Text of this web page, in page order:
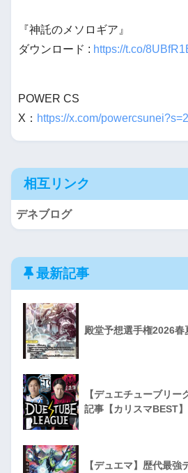
『神託のメソロギア』
ダウンロード : https://t.co/
POWER CS
X： https://x.com/
相互リンク
デネブログ
最新記事
殿堂予想選手権2026春
【デュエチューブリ
記事【カリスマBEST】
【デュエマ】歴代最強